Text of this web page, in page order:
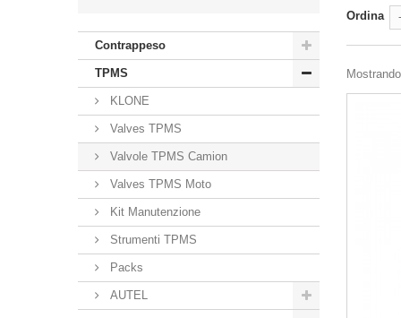
Contrappeso
TPMS
KLONE
Valves TPMS
Valvole TPMS Camion
Valves TPMS Moto
Kit Manutenzione
Strumenti TPMS
Packs
AUTEL
Ordina